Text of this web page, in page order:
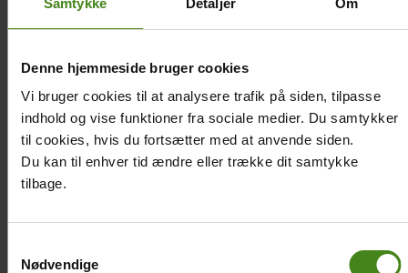
Denne hjemmeside bruger cookies
Vi bruger cookies til at analysere trafik på siden, tilpasse
indhold og vise funktioner fra sociale medier. Du samtykker
til cookies, hvis du fortsætter med at anvende siden.
Du kan til enhver tid ændre eller trække dit samtykke
tilbage.
Nødvendige